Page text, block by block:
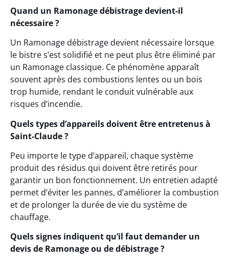
Quand un Ramonage débistrage devient-il
nécessaire ?
Un Ramonage débistrage devient nécessaire lorsque
le bistre s’est solidifié et ne peut plus être éliminé par
un Ramonage classique. Ce phénomène apparaît
souvent après des combustions lentes ou un bois
trop humide, rendant le conduit vulnérable aux
risques d’incendie.
Quels types d’appareils doivent être entretenus à
Saint-Claude ?
Peu importe le type d’appareil, chaque système
produit des résidus qui doivent être retirés pour
garantir un bon fonctionnement. Un entretien adapté
permet d’éviter les pannes, d’améliorer la combustion
et de prolonger la durée de vie du système de
chauffage.
Quels signes indiquent qu’il faut demander un
devis de Ramonage ou de débistrage ?